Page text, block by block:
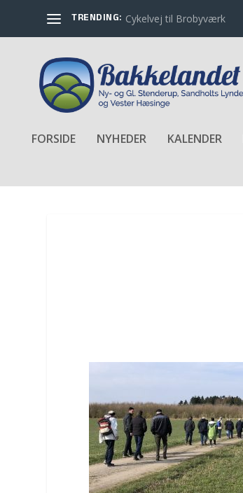
TRENDING: Cykelvej til Brobyværk
FORSIDE NYHEDER KALENDER